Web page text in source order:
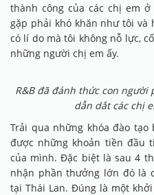
thành công của các chị em
gặp phải khó khăn như tôi
có lí do mà tôi không nỗ lực,
những người chị em ấy.
R&B đã đánh thức con
dẫn dắt các chị
Trải qua những khóa đào
được những khoản tiền đầu
của mình. Đặc biệt là sau 4
nhận phần thưởng lớn đó là
tại Thái Lan. Đúng là một